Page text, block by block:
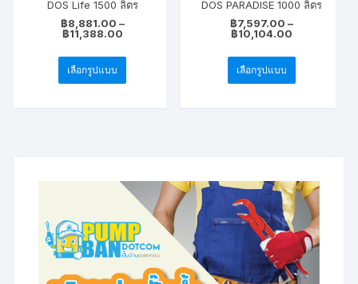
DOS Life 1500 ลิตร
฿8,881.00 –
฿11,388.00Price
฿8,881.00
฿11,388.00
เลือกรูปแบบ
This
may
chosen
on
DOS PARADISE 1000 ลิตร
฿7,597.00 –
฿10,104.00
฿7,597.00
฿10,104.00
เลือกรูปแบบ
This
may
be
chosen
on
the